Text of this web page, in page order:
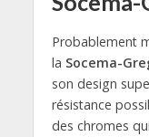
Probablement
la Socema-
son design
résistance
des chromes